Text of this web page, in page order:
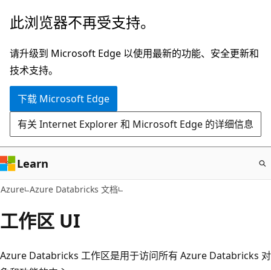
跳
主
要
内
此浏览器不再受支持。
请升级到 Microsoft Edge 以使用最新的功能、安全更新和
技术支持。
下载 Microsoft Edge
有关 Internet Explorer 和 Microsoft Edge 的详细信息
Learn
Azure Azure Databricks 文档
工作区 UI
Azure Databricks 工作区是用于访问所有 Azure Databricks 对